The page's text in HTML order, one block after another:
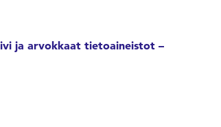
ja arvokkaat tietoaineistot –